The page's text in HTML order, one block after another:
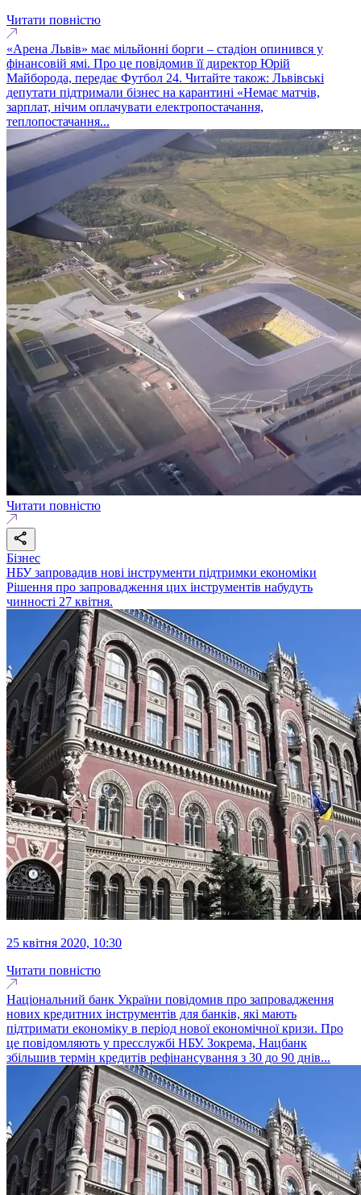
Читати повністю
«Арена Львів» має мільйонні борги – стадіон опинився у
фінансовій ямі. Про це повідомив її директор Юрій
Майборода, передає Футбол 24. Читайте також: Львівські
депутати підтримали бізнес на карантині «Немає матчів,
зарплат, нічим оплачувати електропостачання,
теплопостачання...
Читати повністю
Бізнес
НБУ запровадив нові інструменти підтримки економіки
Рішення про запровадження цих інструментів набудуть
чинності 27 квітня.
25 квітня 2020, 10:30
Читати повністю
Національний банк України повідомив про запровадження
нових кредитних інструментів для банків, які мають
підтримати економіку в період нової економічної кризи. Про
це повідомляють у пресслужбі НБУ. Зокрема, Нацбанк
збільшив термін кредитів рефінансування з 30 до 90 днів...